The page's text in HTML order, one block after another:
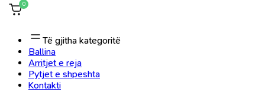
0
Të gjitha kategoritë
Ballina
Arritjet e reja
Pytjet e shpeshta
Kontakti